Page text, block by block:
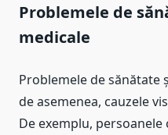
Problemele de
medicale
Problemele de sănătate
de asemenea, cauzele
De exemplu,